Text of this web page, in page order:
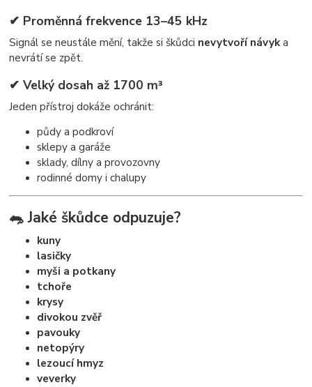
✔ Proměnná frekvence 13–45 kHz
Signál se neustále mění, takže si škůdci nevytvoří návyka
nevrátí se zpět.
✔ Velký dosah až 1700 m³
Jeden přístroj dokáže ochránit:
půdy a podkroví
sklepy a garáže
sklady, dílny a provozovny
rodinné domy i chalupy
🐀 Jaké škůdce odpuzuje?
kuny
lasičky
myši a potkany
tchoře
krysy
divokou zvěř
pavouky
netopýry
lezoucí hmyz
veverky